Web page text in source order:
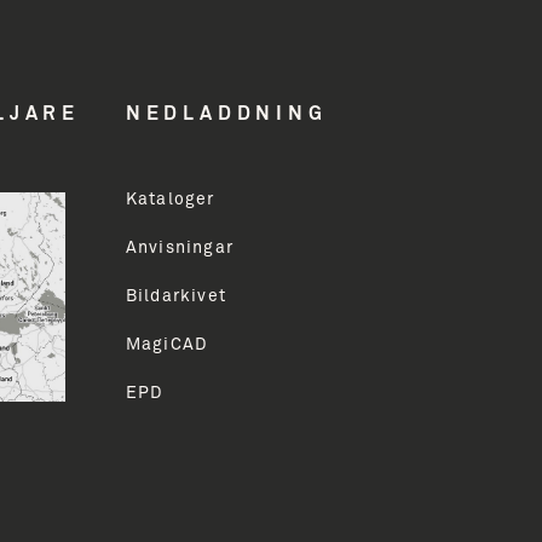
NEDLADDNING
Kataloger
Anvisningar
Bildarkivet
MagiCAD
EPD